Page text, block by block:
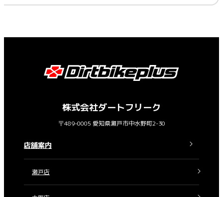
株式会社ダートフリーク
〒489-0005 愛知県瀬戸市中水野町2-30
店舗案内
瀬戸店